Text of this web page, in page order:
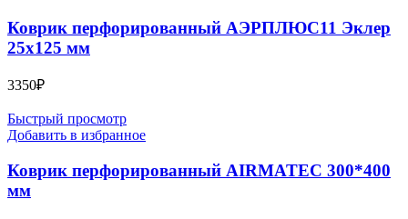
Коврик перфорированный АЭРПЛЮС11 Эклер
25х125 мм
3350₽
Быстрый просмотр
Добавить в избранное
Коврик перфорированный AIRMATEC 300*400
мм